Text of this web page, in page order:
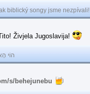
biblický songy jsme nezpívali!
Živjela Jugoslavija!
הוֹי
s/behejunebu